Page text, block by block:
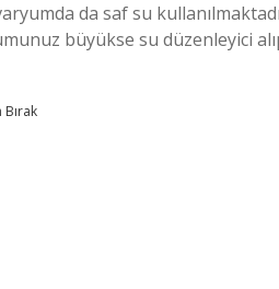
da saf su
büyükse su düzenleyici